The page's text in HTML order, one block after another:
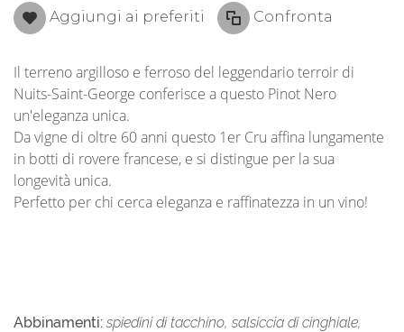
Aggiungi ai preferiti Confronta
Il terreno argilloso e ferroso del leggendario terroir di
Nuits-Saint-George conferisce a questo Pinot Nero
un'eleganza unica.
Da vigne di oltre 60 anni questo 1er Cru affina lungamente
in botti di rovere francese, e si distingue per la sua
longevità unica.
Perfetto per chi cerca eleganza e raffinatezza in un vino!
Abbinamenti: spiedini di tacchino, salsiccia di cinghiale,